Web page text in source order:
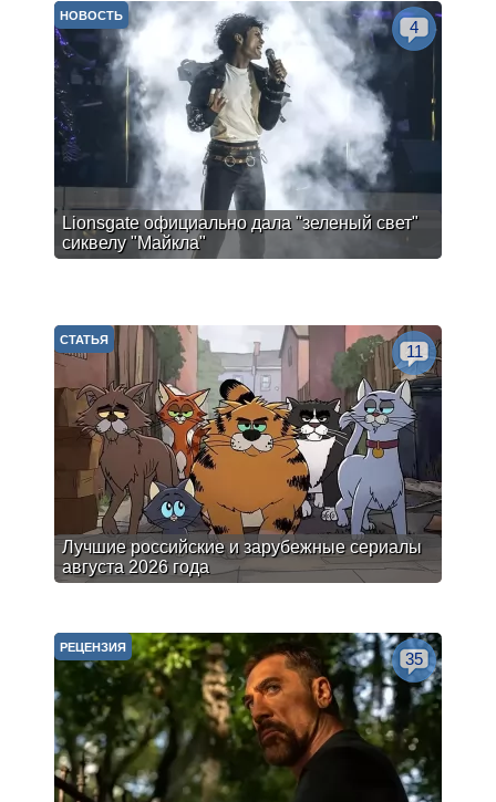
Lionsgate официально дала "зеленый свет"
сиквелу "Майкла"
НОВОСТЬ
4
Лучшие российские и зарубежные сериалы
августа 2026 года
СТАТЬЯ
11
РЕЦЕНЗИЯ
35